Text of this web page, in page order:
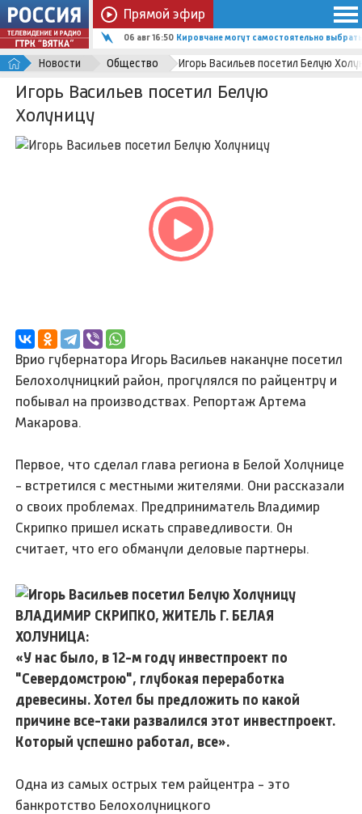
Прямой эфир
06 авг 16:50 Кировчане могут самостоятельно
Новости Общество Игорь Васильев посетил Белую
Игорь Васильев посетил Белую
Холуницу
Врио губернатора Игорь Васильев накануне посетил
Белохолуницкий район, прогулялся по райцентру и
побывал на производствах. Репортаж Артема
Макарова.
Первое, что сделал глава региона в Белой Холунице
- встретился с местными жителями. Они рассказали
о своих проблемах. Предприниматель Владимир
Скрипко пришел искать справедливости. Он
считает, что его обманули деловые партнеры.
ВЛАДИМИР СКРИПКО, ЖИТЕЛЬ Г. БЕЛАЯ
ХОЛУНИЦА:
«У нас было, в 12-м году инвестпроект по
"Севердомстрою", глубокая переработка
древесины. Хотел бы предложить по какой
причине все-таки развалился этот инвестпроект.
Который успешно работал, все».
Одна из самых острых тем райцентра - это
банкротство Белохолуницкого